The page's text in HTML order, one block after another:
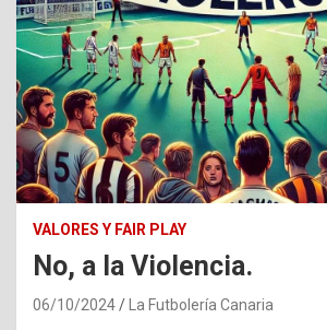
VALORES Y FAIR PLAY
No, a la Violencia.
06/10/2024 La Futbolería Canaria